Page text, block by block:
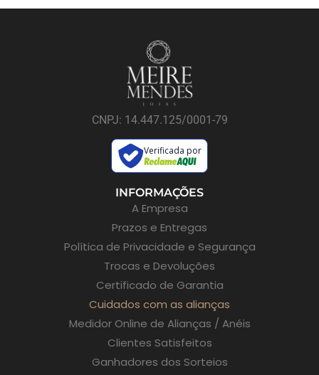
CNPJ: 14.447.125/0001-79
Verificada por
INFORMAÇÕES
A Empresa
Prazos e Entregas
Política de Privacidade e Segurança
Trocas e Devoluções
Certificado de Garantia
Cuidados com as alianças
Medidor Online de Alianças / Anéis
Clientes Satisfeitos
Ganhadores dos Sorteios